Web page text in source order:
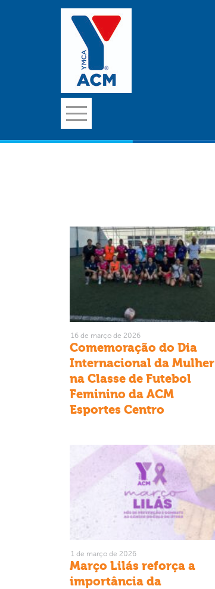
16 de março de 2026
Comemoração do Dia
Internacional da Mulher
na Classe de Futebol
Feminino da ACM
Esportes Centro
1 de março de 2026
Março Lilás reforça a
importância da